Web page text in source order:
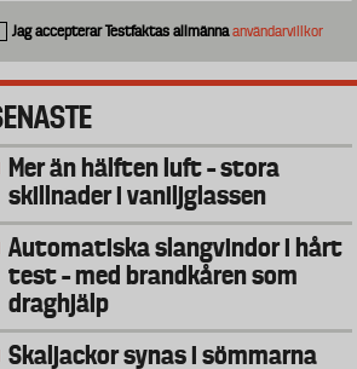
Jag accepterar Testfaktas allmännaanvändarvillkor
Mer än hälften luft – stora
skillnader i vaniljglassen
Automatiska slangvindor i hårt
test – med brandkåren som
draghjälp
Skaljackor synas i sömmarna